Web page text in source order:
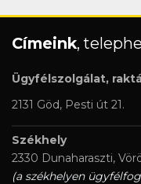
Címeink,
Ügyfélszolgálat,
2131 Göd, Pesti út 21.
Székhely
2330 Dunaharaszti,
(a székhelyen